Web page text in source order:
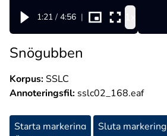
1:21 / 4:56 |
Snögubben
Korpus:SSLC
Annoteringsfil: sslc02_168.eaf
Starta markering Sluta markering